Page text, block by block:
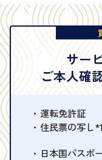
サー
ご本人確
運転免許証
住民票の写し*1
日本国パスポ